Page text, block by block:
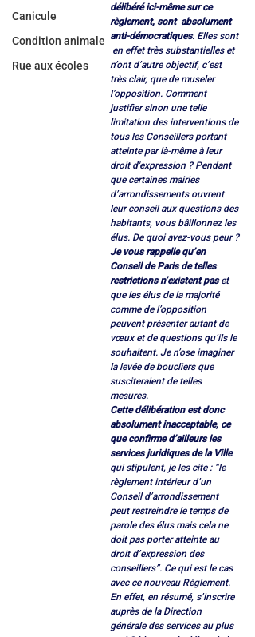
Canicule
Condition animale
Rue aux écoles
délibéré ici-même sur ce
règlement, sont  absolument
anti-démocratiques. Elles sont
en effet très substantielles et
n’ont d’autre objectif, c’est
très clair, que de museler
l’opposition. Comment
justifier sinon une telle
limitation des interventions de
tous les Conseillers portant
atteinte par là-même à leur
droit d'expression ? Pendant
que certaines mairies
d’arrondissements ouvrent
leur conseil aux questions des
habitants, vous bâillonnez les
élus. De quoi avez-vous peur ?
Je vous rappelle qu’en
Conseil de Paris de telles
restrictions n’existent pas et
que les élus de la majorité
comme de l’opposition
peuvent présenter autant de
vœux et de questions qu’ils le
souhaitent. Je n’ose imaginer
la levée de boucliers que
susciteraient de telles
mesures.
Cette délibération est donc
absolument inacceptable, ce
que confirme d’ailleurs les
services juridiques de la Ville
qui stipulent, je les cite : “le
règlement intérieur d’un
Conseil d’arrondissement
peut restreindre le temps de
parole des élus mais cela ne
doit pas porter atteinte au
droit d’expression des
conseillers”. Ce qui est le cas
avec ce nouveau Règlement.
En effet, en résumé, s’inscrire
auprès de la Direction
générale des services au plus